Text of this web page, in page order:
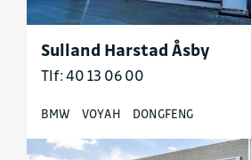
Sulland Harstad Åsby
Tlf: 40 13 06 00
BMW VOYAH DONGFENG